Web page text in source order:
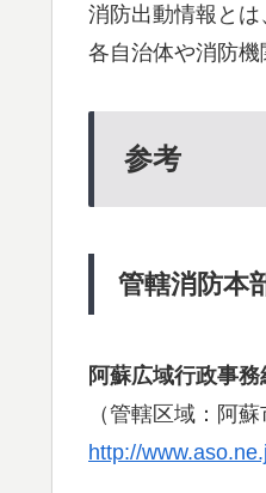
消防出動情報とは
各自治体や消防機
参考
管轄消防本
阿蘇広域行政事
（管轄区域：阿
http://